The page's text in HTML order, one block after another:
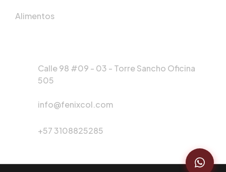
Alimentos
Calle 98 #09 - 03 - Torre Sancho Oficina
505
info@fenixcol.com
+57 3108825285